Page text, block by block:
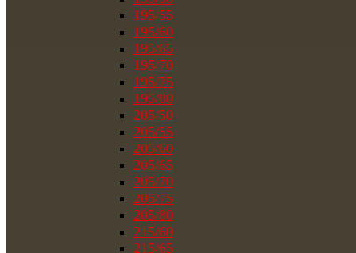
195/55
195/60
195/65
195/70
195/75
195/80
205/50
205/55
205/60
205/65
205/70
205/75
205/80
215/60
215/65